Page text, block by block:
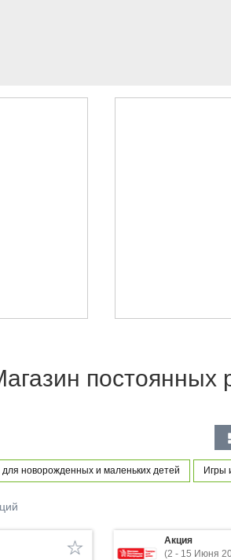
постоянных
новорожденных и маленьких детей Игры
Акция
(2 - 15 Июня